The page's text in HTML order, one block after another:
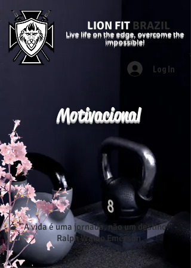
LION FIT BRAZIL
Live life on the edge, overcome the
impossible!
Log In
Motivacional
"A vida é uma jornada, não um destino." -
Ralph Waldo Emerson